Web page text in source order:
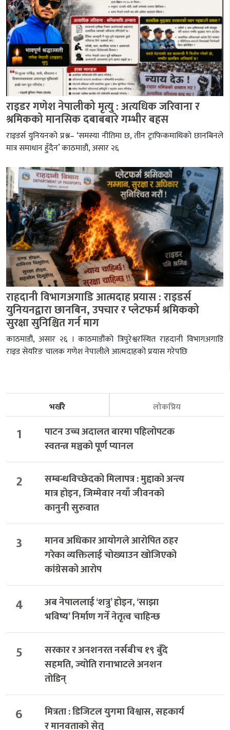
राइडर गणेश नेपालीको मृत्यु : अत्यधिक जरिवाना र
श्रमिकको मानसिक दबाबबारे गम्भीर बहस
राइडर्स युनियनको प्रश्न– ‘समस्या नीतिमा छ, तीन ट्राफिकमाथिको छानबिनले
मात्र समाधान हुँदैन’ काठमाडौं, असार २६
राहदानी विभागअगाडि आत्मदाह प्रयास : राइडर्स
युनियनद्वारा छानबिन, उपचार र प्लेटफर्म श्रमिकको
सुरक्षा सुनिश्चित गर्न माग
काठमाडौं, असार २६ । काठमाडौंको त्रिपुरेश्वरस्थित राहदानी विभागअगाडि
राइड सेयरिङ चालक गणेश नेपालीले आत्मदाहको प्रयास गरेपछि
भर्खरै लोकप्रिय
1
पाटन उच्च अदालत बारमा पहिलोपटक
स्वतन्त्र मञ्चको पूर्ण प्यानल
2
सम्बन्धविच्छेदको मिलापत्र : मुद्दाको अन्त्य
मात्र होइन, जिम्मेवार नयाँ जीवनको
कानुनी सुरुवात
3
मानव अधिकार आयोगले आरोपित ठहर
गरेका व्यक्तिलाई चोख्याउन खोजिएको
कांग्रेसको आरोप
4
अब नेपाललाई ‘शत्रु’ होइन, ‘साझा
भविष्य’ निर्माण गर्ने नेतृत्व चाहिन्छ
5
सरकार र अनशनरत नर्सबीच १९ बुँदे
सहमति, ज्योति रानाभाटले अनशन
तोडिन्
6
मित्रता : डिजिटल युगमा विश्वास, सहकार्य
र मानवताको सेतु